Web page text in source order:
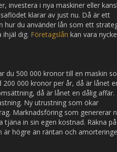
investera i nya maskiner eller
klarar av just nu. Då är ett
hur du använder lån som ett
dig. Företagslån kan vara
du 500 000 kronor till en maskin
000 kronor per år, då är lånet
då är lånet en dålig affär.
Ny utrustning som ökar
Marknadsföring som genererar
tjäna in sin egen kostnad. Räkna på
är högre än räntan och